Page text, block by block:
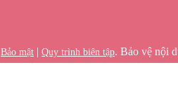
Bảo mật | Quy trình biên tập. Bảo vệ nội